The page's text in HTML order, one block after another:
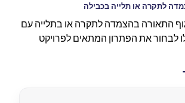
לתקרה או תלייה בכבילה
התאורה בהצמדה לתקרה או בתלייה עם
לבחור את הפתרון המתאים לפרויקט